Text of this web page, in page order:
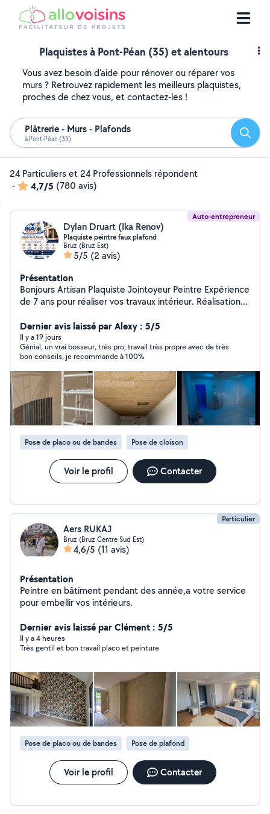
Plaquistes à Pont-Péan (35) et alentours
Vous avez besoin d'aide pour rénover ou réparer vos
murs ? Retrouvez rapidement les meilleurs plaquistes,
proches de chez vous, et contactez-les !
Plâtrerie - Murs - Plafonds
à Pont-Péan (35)
24 Particuliers et 24 Professionnels répondent
-
4,7/5 (780 avis)
Auto-entrepreneur
Dylan Druart (Ika Renov)
Plaquiste peintre faux plafond
Bruz (Bruz Est)
5/5 (2 avis)
Présentation
Bonjours Artisan Plaquiste Jointoyeur Peintre Expérience
de 7 ans pour réaliser vos travaux intérieur. Réalisation
faux plafond
Dernier avis laissé par Alexy : 5/5
Il y a 19 jours
Génial, un vrai bosseur, très pro, travail très propre avec de très
bon conseils, je recommande à 100%
Pose de placo ou de bandes Pose de cloison
Voir le profil Contacter
Particulier
Aers RUKAJ
Bruz (Bruz Centre Sud Est)
4,6/5 (11 avis)
Présentation
Peintre en bâtiment pendant des année,a votre service
pour embellir vos intérieurs.
Dernier avis laissé par Clément : 5/5
Il y a 4 heures
Très gentil et bon travail placo et peinture
Pose de placo ou de bandes Pose de plafond
Voir le profil Contacter